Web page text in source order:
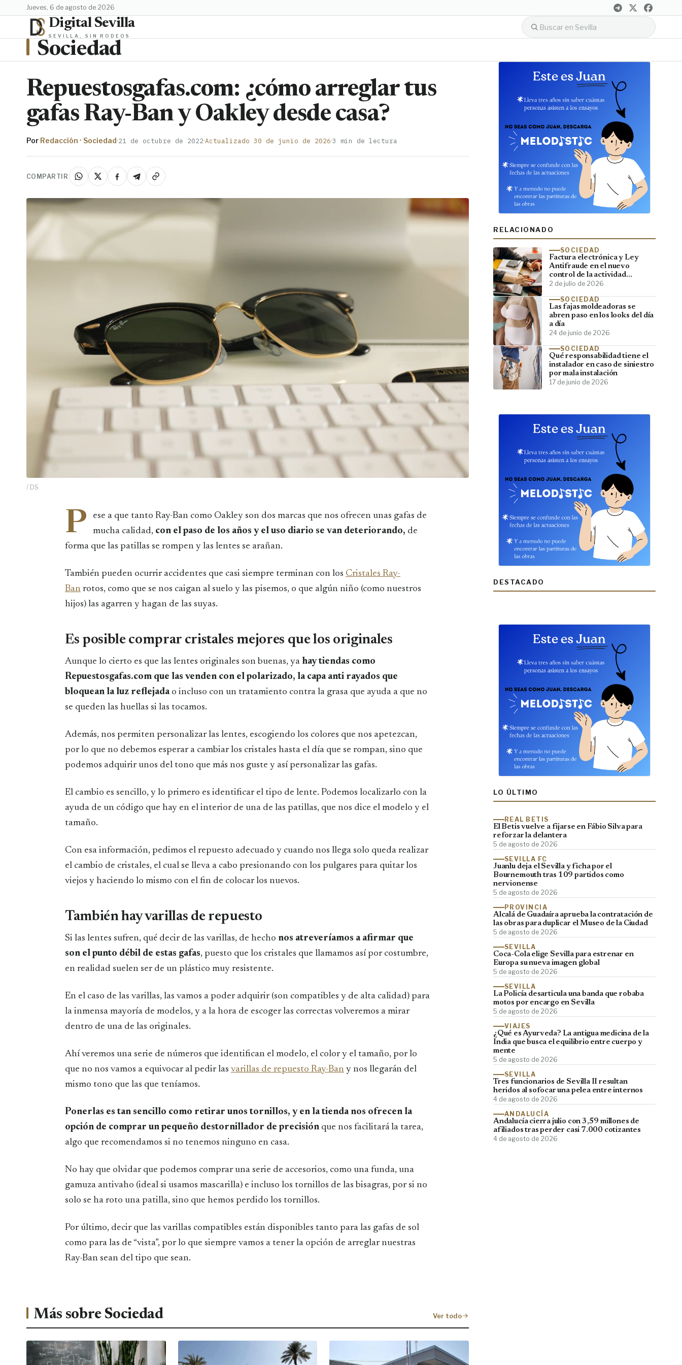
jueves, 6 de agosto de 2026
Digital Sevilla
SEVILLA, SIN RODEOS
Sociedad
Repuestosgafas.com: ¿cómo arreglar tus
gafas Ray-Ban y Oakley desde casa?
Por Redacción · Sociedad·21 de octubre de 2022·Actualizado 30 de junio de 2026·3 min de lectura
COMPARTIR
/ DS
P
ese a que tanto Ray-Ban como Oakley son dos marcas que nos ofrecen unas gafas de
mucha calidad, con el paso de los años y el uso diario se van deteriorando, de
forma que las patillas se rompen y las lentes se arañan.
También pueden ocurrir accidentes que casi siempre terminan con los Cristales Ray-
Ban rotos, como que se nos caigan al suelo y las pisemos, o que algún niño (como nuestros
hijos) las agarren y hagan de las suyas.
Es posible comprar cristales mejores que los originales
Aunque lo cierto es que las lentes originales son buenas, ya hay tiendas como
Repuestosgafas.com que las venden con el polarizado, la capa anti rayados que
bloquean la luz reflejadao incluso con un tratamiento contra la grasa que ayuda a que no
se queden las huellas si las tocamos.
Además, nos permiten personalizar las lentes, escogiendo los colores que nos apetezcan,
por lo que no debemos esperar a cambiar los cristales hasta el día que se rompan, sino que
podemos adquirir unos del tono que más nos guste y así personalizar las gafas.
El cambio es sencillo, y lo primero es identificar el tipo de lente. Podemos localizarlo con la
ayuda de un código que hay en el interior de una de las patillas, que nos dice el modelo y el
tamaño.
Con esa información, pedimos el repuesto adecuado y cuando nos llega solo queda realizar
el cambio de cristales, el cual se lleva a cabo presionando con los pulgares para quitar los
viejos y haciendo lo mismo con el fin de colocar los nuevos.
También hay varillas de repuesto
Si las lentes sufren, qué decir de las varillas, de hecho nos atreveríamos a afirmar que
son el punto débil de estas gafas, puesto que los cristales que llamamos así por costumbre,
en realidad suelen ser de un plástico muy resistente.
En el caso de las varillas, las vamos a poder adquirir (son compatibles y de alta calidad) para
la inmensa mayoría de modelos, y a la hora de escoger las correctas volveremos a mirar
dentro de una de las originales.
Ahí veremos una serie de números que identifican el modelo, el color y el tamaño, por lo
que no nos vamos a equivocar al pedir las varillas de repuesto Ray-Ban y nos llegarán del
mismo tono que las que teníamos.
Ponerlas es tan sencillo como retirar unos tornillos, y en la tienda nos ofrecen la
opción de comprar un pequeño destornillador de precisión que nos facilitará la tarea,
algo que recomendamos si no tenemos ninguno en casa.
No hay que olvidar que podemos comprar una serie de accesorios, como una funda, una
gamuza antivaho (ideal si usamos mascarilla) e incluso los tornillos de las bisagras, por si no
solo se ha roto una patilla, sino que hemos perdido los tornillos.
Por último, decir que las varillas compatibles están disponibles tanto para las gafas de sol
como para las de “vista”, por lo que siempre vamos a tener la opción de arreglar nuestras
Ray-Ban sean del tipo que sean.
Más sobre Sociedad Ver todo
RELACIONADO
SOCIEDAD
Factura electrónica y Ley
Antifraude en el nuevo
control de la actividad
empresarial
2 de julio de 2026
SOCIEDAD
Las fajas moldeadoras se
abren paso en los looks del día
a día
24 de junio de 2026
SOCIEDAD
Qué responsabilidad tiene el
instalador en caso de siniestro
por mala instalación
17 de junio de 2026
DESTACADO
LO ÚLTIMO
REAL BETIS
El Betis vuelve a fijarse en Fábio Silva para
reforzar la delantera
5 de agosto de 2026
SEVILLA FC
Juanlu deja el Sevilla y ficha por el
Bournemouth tras 109 partidos como
nervionense
5 de agosto de 2026
PROVINCIA
Alcalá de Guadaíra aprueba la contratación de
las obras para duplicar el Museo de la Ciudad
5 de agosto de 2026
SEVILLA
Coca-Cola elige Sevilla para estrenar en
Europa su nueva imagen global
5 de agosto de 2026
SEVILLA
La Policía desarticula una banda que robaba
motos por encargo en Sevilla
5 de agosto de 2026
VIAJES
¿Qué es Ayurveda? La antigua medicina de la
India que busca el equilibrio entre cuerpo y
mente
5 de agosto de 2026
SEVILLA
Tres funcionarios de Sevilla II resultan
heridos al sofocar una pelea entre internos
4 de agosto de 2026
ANDALUCÍA
Andalucía cierra julio con 3,59 millones de
afiliados tras perder casi 7.000 cotizantes
4 de agosto de 2026